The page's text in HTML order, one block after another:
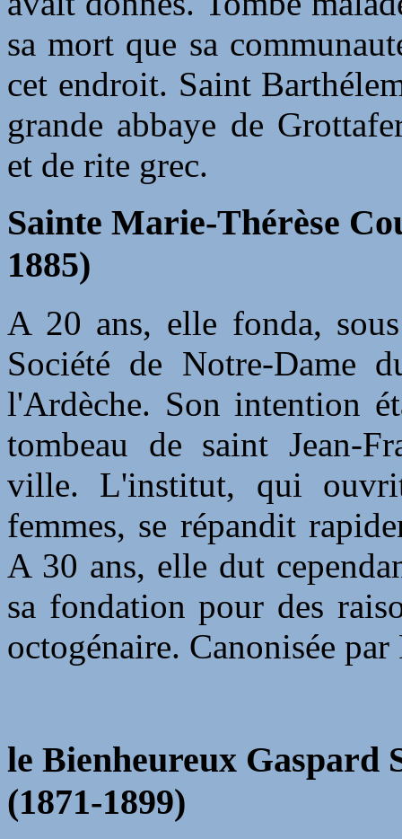
sa mort que sa
cet endroit. Saint
grande abbaye de
et de rite grec.
Sainte Marie-Thérèse
1885)
A 20 ans, elle fonda,
Société de Notre-Dame
l'Ardèche. Son intention
tombeau de saint Jean-
ville. L'institut, qui
femmes, se répandit
A 30 ans, elle dut
sa fondation pour des
octogénaire. Canonisée
le Bienheureux Gaspard
(1871-1899)